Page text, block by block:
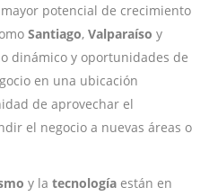
potencial de crecimiento
Santiago, Valparaíso y
dinámico y oportunidades de
en una ubicación
de aprovechar el
el negocio a nuevas áreas o
y la tecnología están en